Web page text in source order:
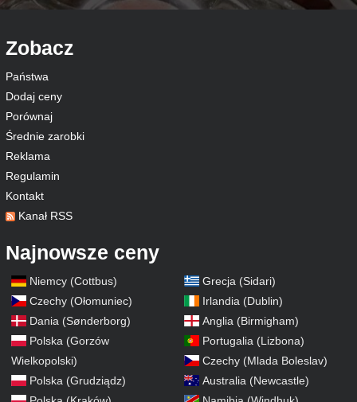
Zobacz
Państwa
Dodaj ceny
Porównaj
Średnie zarobki
Reklama
Regulamin
Kontakt
Kanał RSS
Najnowsze ceny
Niemcy (Cottbus)
Czechy (Ołomuniec)
Dania (Sønderborg)
Polska (Gorzów
Wielkopolski)
Polska (Grudziądz)
Grecja (Sidari)
Irlandia (Dublin)
Anglia (Birmigham)
Portugalia (Lizbona)
Czechy (Mlada Boleslav)
Australia (Newcastle)